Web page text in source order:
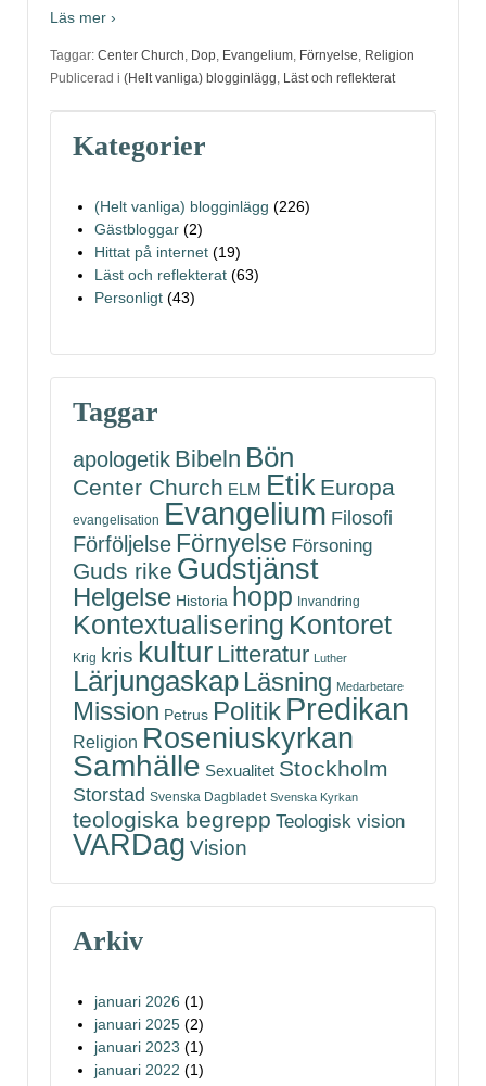
Läs mer ›
Taggar: Center Church, Dop, Evangelium, Förnyelse, Religion
Publicerad i (Helt vanliga) blogginlägg, Läst och reflekterat
Kategorier
(Helt vanliga) blogginlägg (226)
Gästbloggar (2)
Hittat på internet (19)
Läst och reflekterat (63)
Personligt (43)
Taggar
apologetik Bibeln Bön
Center Church ELM Etik Europa
evangelisation Evangelium Filosofi
Förföljelse Förnyelse Försoning
Guds rike Gudstjänst
Helgelse Historia hopp Invandring
Kontextualisering Kontoret
Krig kris kultur Litteratur Luther
Lärjungaskap Läsning Medarbetare
Mission Petrus Politik Predikan
Religion Roseniuskyrkan
Samhälle Sexualitet Stockholm
Storstad Svenska Dagbladet Svenska Kyrkan
teologiska begrepp Teologisk vision
VARDag Vision
Arkiv
januari 2026 (1)
januari 2025 (2)
januari 2023 (1)
januari 2022 (1)